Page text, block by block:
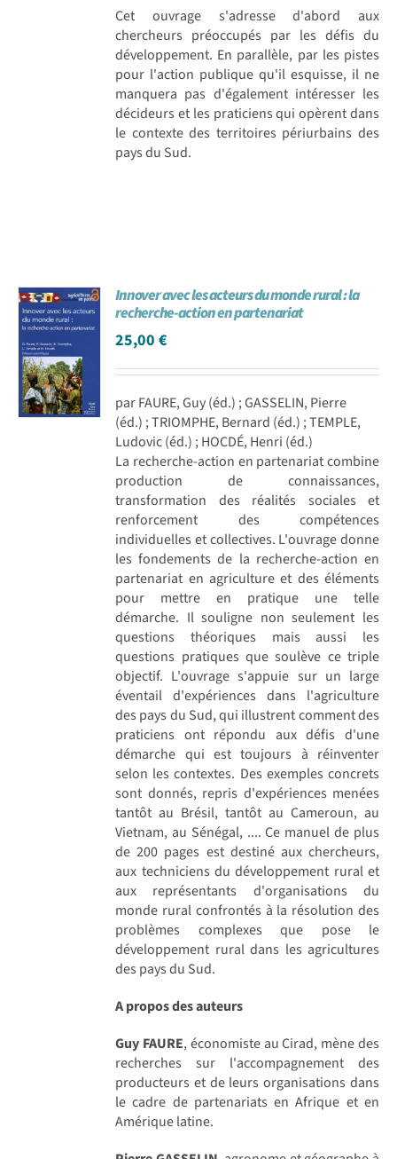
Cet ouvrage s'adresse d'abord aux
chercheurs préoccupés par les défis du
développement. En parallèle, par les pistes
pour l'action publique qu'il esquisse, il ne
manquera pas d'également intéresser les
décideurs et les praticiens qui opèrent dans
le contexte des territoires périurbains des
pays du Sud.
Innover avec les acteurs du monde rural : la
recherche-action en partenariat
25,00€
par FAURE, Guy (éd.) ; GASSELIN, Pierre
(éd.) ; TRIOMPHE, Bernard (éd.) ; TEMPLE,
Ludovic (éd.) ; HOCDÉ, Henri (éd.)
La recherche-action en partenariat combine
production de connaissances,
transformation des réalités sociales et
renforcement des compétences
individuelles et collectives. L'ouvrage donne
les fondements de la recherche-action en
partenariat en agriculture et des éléments
pour mettre en pratique une telle
démarche. Il souligne non seulement les
questions théoriques mais aussi les
questions pratiques que soulève ce triple
objectif. L'ouvrage s'appuie sur un large
éventail d'expériences dans l'agriculture
des pays du Sud, qui illustrent comment des
praticiens ont répondu aux défis d'une
démarche qui est toujours à réinventer
selon les contextes. Des exemples concrets
sont donnés, repris d'expériences menées
tantôt au Brésil, tantôt au Cameroun, au
Vietnam, au Sénégal, .... Ce manuel de plus
de 200 pages est destiné aux chercheurs,
aux techniciens du développement rural et
aux représentants d'organisations du
monde rural confrontés à la résolution des
problèmes complexes que pose le
développement rural dans les agricultures
des pays du Sud.
A propos des auteurs
Guy FAURE, économiste au Cirad, mène des
recherches sur l'accompagnement des
producteurs et de leurs organisations dans
le cadre de partenariats en Afrique et en
Amérique latine.